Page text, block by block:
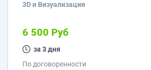
3D и Визуализация
6 500 Руб
за 3 дня
По договоренности